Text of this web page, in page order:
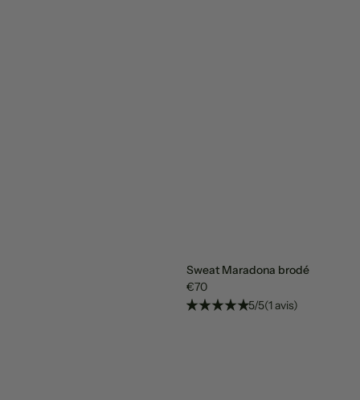
Sweat Maradona brodé
€70
5/5(1 avis)